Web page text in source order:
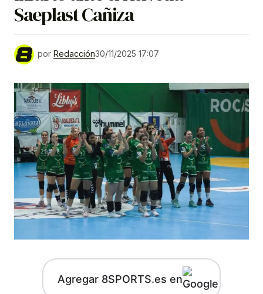
Saeplast Cañiza
por Redacción30/11/2025 17:07
Agregar 8SPORTS.es en